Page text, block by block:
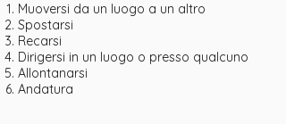
Muoversi da un luogo a un altro
Spostarsi
Recarsi
Dirigersi in un luogo o presso qualcuno
Allontanarsi
Andatura